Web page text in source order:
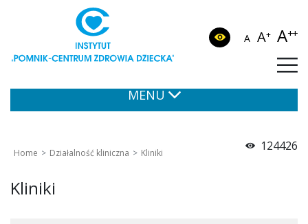
A A+ A++
MENU
Home Działalność kliniczna Kliniki 124426
Kliniki